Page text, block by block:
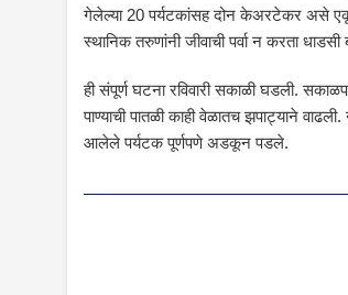
गेलेल्या 20 पर्यटकांसह दोन केअरटेकर असे
स्थानिक तरुणांनी जीवाची पर्वा न करता
ही संपूर्ण घटना रविवारी सकाळी घडली.
पाण्याची पातळी काही वेळातच झपाट्याने
आलेले पर्यटक पूर्णपणे अडकून पडले.